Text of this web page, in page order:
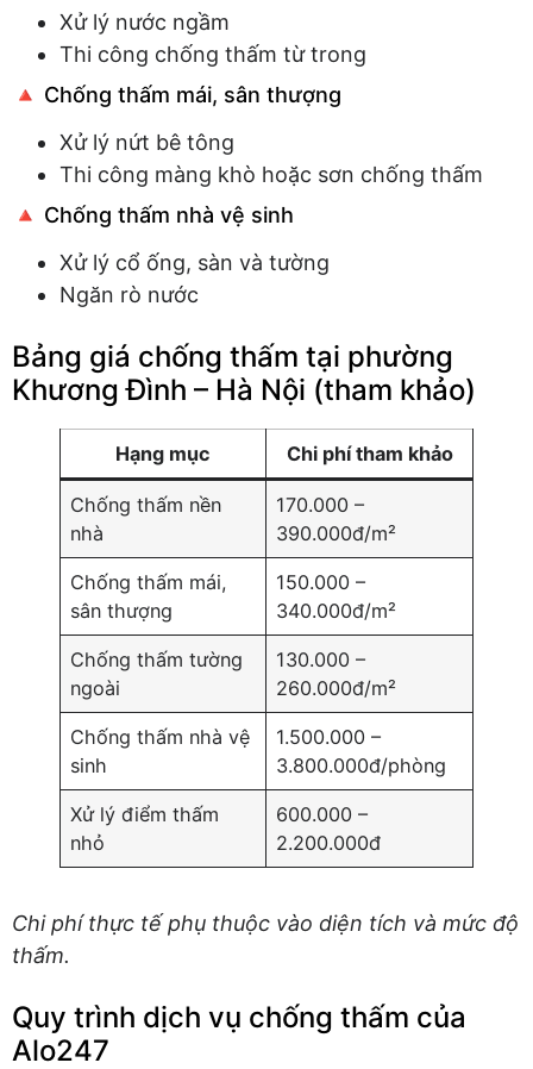
Xử lý nước ngầm
Thi công chống thấm từ trong
🔺 Chống thấm mái, sân thượng
Xử lý nứt bê tông
Thi công màng khò hoặc sơn chống thấm
🔺 Chống thấm nhà vệ sinh
Xử lý cổ ống, sàn và tường
Ngăn rò nước
Bảng giá chống thấm tại phường
Khương Đình – Hà Nội (tham khảo)
Hạng mục Chi phí tham khảo
Chống thấm nền
nhà
170.000 –
390.000đ/m²
Chống thấm mái,
sân thượng
150.000 –
340.000đ/m²
Chống thấm tường
ngoài
130.000 –
260.000đ/m²
Chống thấm nhà vệ
sinh
1.500.000 –
3.800.000đ/phòng
Xử lý điểm thấm
nhỏ
600.000 –
2.200.000đ
Chi phí thực tế phụ thuộc vào diện tích và mức độ
thấm.
Quy trình dịch vụ chống thấm của
Alo247